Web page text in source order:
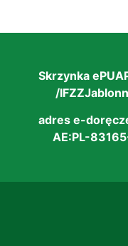
Skrzynka
/
adres e-
AE:PL-